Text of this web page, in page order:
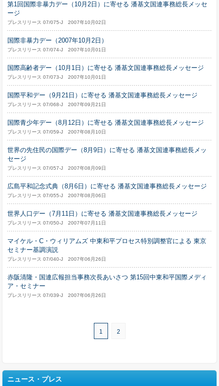
第1回国際非暴力デー（10月2日）に寄せる 潘基文国連事務総長メッセ
ージ
プレスリリース 07/075-J 2007年10月02日
国際非暴力デー（2007年10月2日）
プレスリリース 07/074-J 2007年10月01日
国際高齢者デー（10月1日）に寄せる 潘基文国連事務総長メッセージ
プレスリリース 07/073-J 2007年10月01日
国際平和デー（9月21日）に寄せる 潘基文国連事務総長メッセージ
プレスリリース 07/068-J 2007年09月21日
国際青少年デー（8月12日）に寄せる 潘基文国連事務総長メッセージ
プレスリリース 07/059-J 2007年08月10日
世界の先住民の国際デー（8月9日）に寄せる 潘基文国連事務総長メッ
セージ
プレスリリース 07/057-J 2007年08月09日
広島平和記念式典（8月6日）に寄せる 潘基文国連事務総長メッセージ
プレスリリース 07/055-J 2007年08月06日
世界人口デー（7月11日）に寄せる 潘基文国連事務総長メッセージ
プレスリリース 07/050-J 2007年07月11日
マイケル・C・ウィリアムズ 中東和平プロセス特別調整官による 東京
セミナー基調演説
プレスリリース 07/040-J 2007年06月26日
赤阪清隆・国連広報担当事務次長あいさつ 第15回中東和平国際メディ
ア・セミナー
プレスリリース 07/039-J 2007年06月26日
1 2
ニュース・プレス